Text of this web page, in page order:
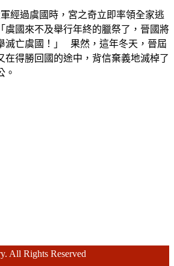
經過虞國時，宮之奇立即率領全家逃
虞國來不及舉行年終的臘祭了，晉國將
滅亡虞國！」 果然，這年冬天，晉屆
在得勝回國的途中，背信棄義地滅棹了
。
All Rights Reserved